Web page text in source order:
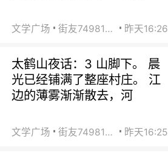
文学广场 街友74981146 昨天16:26
太鹤山夜话：3 山脚下。 晨
光已经铺满了整座村庄。 江
边的薄雾渐渐散去，河
文学广场 街友74981146 昨天16:25